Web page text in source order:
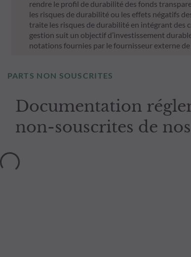
rendre le profil de durabilité des fonds
les risques de durabilité ou les effets négatifs
traite les risques de durabilité en intégrant des
gestion suit un objectif d’investissement
notations fournies par le fournisseur externe de
PARTS NON SOUSCRITES
Documentation
non-souscrites de